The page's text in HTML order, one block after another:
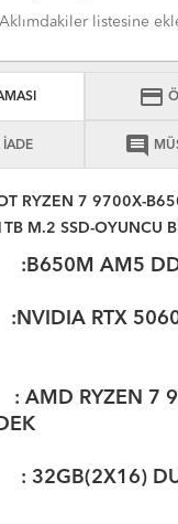
Aklımdakiler listesine
credit_card
İADE comment
RYZEN 7 9700X-
M.2 SSD-OYUNCU
AM5
:NVIDIA RTX
RYZEN 7